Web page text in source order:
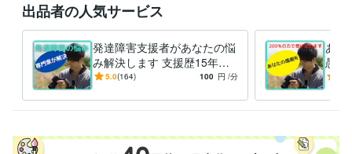
出品者の人気サービス
発達障害支援者があなたの悩
み解決します 支援歴15年の
プロが困っているあなたに寄
5.0(164) 100 円 /分
あな
愚痴
ルデ